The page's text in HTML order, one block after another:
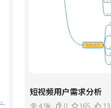
短视频用户需求分析
4.9k 0 165 13